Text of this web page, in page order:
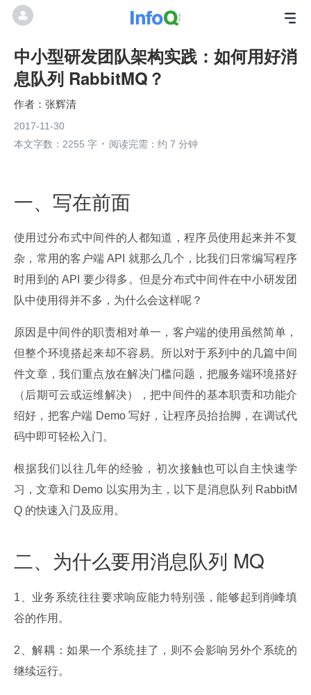
中小型研发团队架构实践：如何用好消
息队列 RabbitMQ？
张辉清
2017-11-30
本文字数：2255 字
阅读完需：约 7 分钟
一、写在前面
使用过分布式中间件的人都知道，程序员使用起来并不复
杂，常用的客户端 API 就那么几个，比我们日常编写程序
时用到的 API 要少得多。但是分布式中间件在中小研发团
队中使用得并不多，为什么会这样呢？
原因是中间件的职责相对单一，客户端的使用虽然简单，
但整个环境搭起来却不容易。所以对于系列中的几篇中间
件文章，我们重点放在解决门槛问题，把服务端环境搭好
（后期可云或运维解决），把中间件的基本职责和功能介
绍好，把客户端 Demo 写好，让程序员抬抬脚，在调试代
码中即可轻松入门。
根据我们以往几年的经验，初次接触也可以自主快速学
习，文章和 Demo 以实用为主，以下是消息队列 RabbitM
Q 的快速入门及应用。
二、为什么要用消息队列 MQ
1、业务系统往往要求响应能力特别强，能够起到削峰填
谷的作用。
2、解耦：如果一个系统挂了，则不会影响另外个系统的
继续运行。